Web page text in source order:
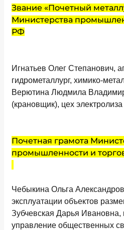
Звание «Почетный
Министерства
РФ
Игнатьев Олег Степанович,
гидрометаллург, химико-
Верютина Людмила
(крановщик), цех электролиза
Почетная грамота
промышленности и
Чебыкина Ольга
эксплуатации объектов
Зубчевская Дарья Ивановна,
управление общественных